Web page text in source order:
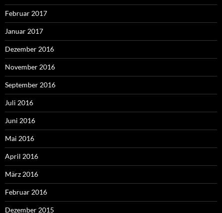
Februar 2017
Januar 2017
Dezember 2016
November 2016
September 2016
Juli 2016
Juni 2016
Mai 2016
April 2016
März 2016
Februar 2016
Dezember 2015